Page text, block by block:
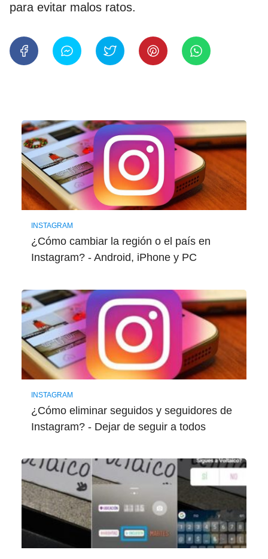
para evitar malos ratos.
INSTAGRAM
¿Cómo cambiar la región o el país en
Instagram? - Android, iPhone y PC
INSTAGRAM
¿Cómo eliminar seguidos y seguidores de
Instagram? - Dejar de seguir a todos